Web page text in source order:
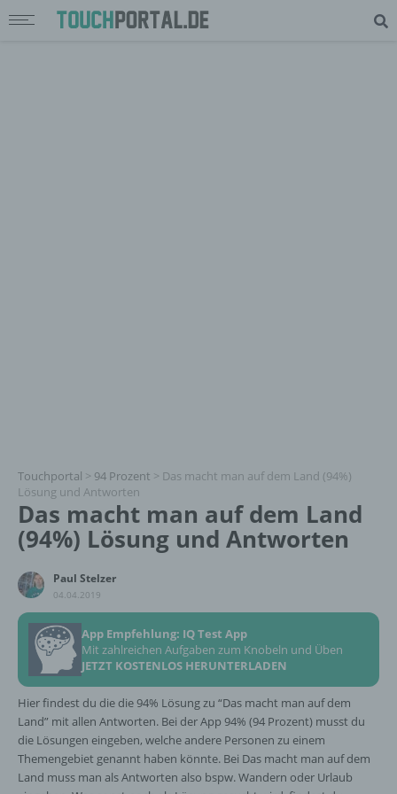
Touchportal > 94 Prozent > Das macht man auf dem Land (94%)
Lösung und Antworten
Das macht man auf dem Land
(94%) Lösung und Antworten
Paul Stelzer
04.04.2019
App Empfehlung: IQ Test App
Mit zahlreichen Aufgaben zum Knobeln und Üben
JETZT KOSTENLOS HERUNTERLADEN
Hier findest du die die 94% Lösung zu “Das macht man auf dem
Land” mit allen Antworten. Bei der App 94% (94 Prozent) musst du
die Lösungen eingeben, welche andere Personen zu einem
Themengebiet genannt haben könnte. Bei Das macht man auf dem
Land muss man als Antworten also bspw. Wandern oder Urlaub